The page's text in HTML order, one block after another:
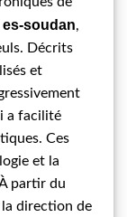
es-soudan,
Décrits
et
a facilité
Ces
et la
partir du
la direction de